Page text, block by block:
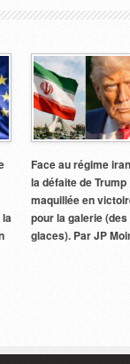
la
Face au régime
la défaite de Trump
maquillée en
pour la galerie (des
glaces). Par JP